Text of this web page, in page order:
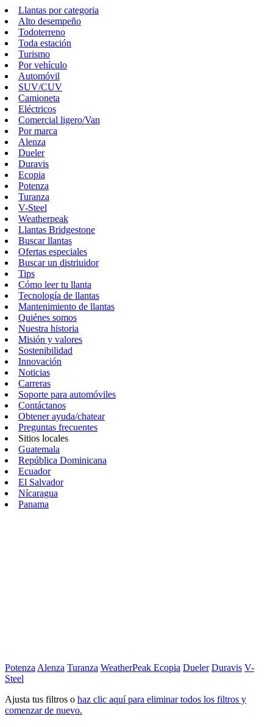
Llantas por categoria
Alto desempeño
Todoterreno
Toda estación
Turismo
Por vehículo
Automóvil
SUV/CUV
Camioneta
Eléctricos
Comercial ligero/Van
Por marca
Alenza
Dueler
Duravis
Ecopia
Potenza
Turanza
V-Steel
Weatherpeak
Llantas Bridgestone
Buscar llantas
Ofertas especiales
Buscar un distriuidor
Tips
Cómo leer tu llanta
Tecnología de llantas
Mantenimiento de llantas
Quiénes somos
Nuestra historia
Misión y valores
Sostenibilidad
Innovación
Noticias
Carreras
Soporte para automóviles
Contáctanos
Obtener ayuda/chatear
Preguntas frecuentes
Sitios locales
Guatemala
República Dominicana
Ecuador
El Salvador
Nícaragua
Panama
Potenza Alenza Turanza WeatherPeak Ecopia Dueler Duravis V-
Steel
Ajusta tus filtros o haz clic aquí para eliminar todos los filtros y
comenzar de nuevo.